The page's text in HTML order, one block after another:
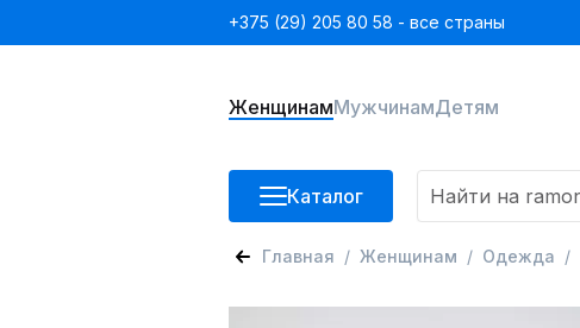
+375 (29) 205 80 58 - все страны
ЖенщинамМужчинамДетям
Каталог
Главная Женщинам Одежда